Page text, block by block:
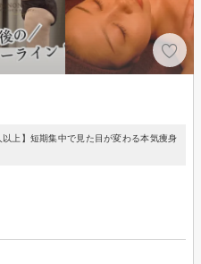
上】短期集中で見た目が変わる本気痩身